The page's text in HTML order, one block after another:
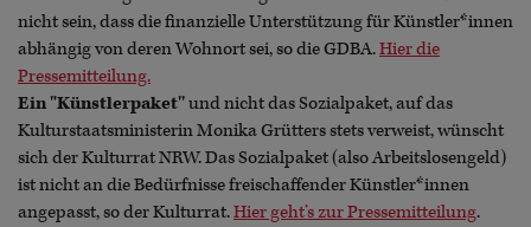
nicht sein, dass die finanzielle Unterstützung für Künstler*innen
abhängig von deren Wohnort sei, so die GDBA.Hier die
Pressemitteilung.
Ein "Künstlerpaket''und nicht das Sozialpaket, auf das
Kulturstaatsministerin Monika Grütters stets verweist, wünscht
sich der Kulturrat NRW. Das Sozialpaket (also Arbeitslosengeld)
ist nicht an die Bedürfnisse freischaffender Künstler*innen
angepasst, so der Kulturrat.Hier geht’s zur Pressemitteilung.